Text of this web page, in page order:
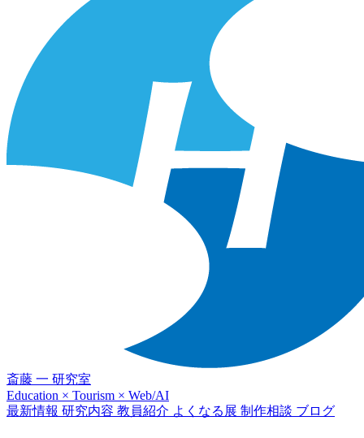
斎藤 一 研究室
Education × Tourism × Web/AI
最新情報 研究内容 教員紹介 よくなる展 制作相談 ブログ